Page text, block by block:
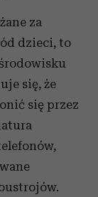
za
dzieci, to
się, że
się przez